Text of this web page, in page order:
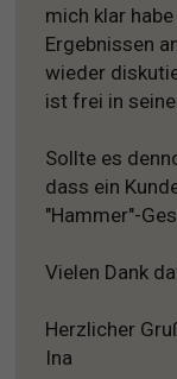
mich klar
Ergebnissen
wieder
ist frei in
Sollte es
dass ein
"Hammer"-
Vielen Dank
Herzlicher
Ina